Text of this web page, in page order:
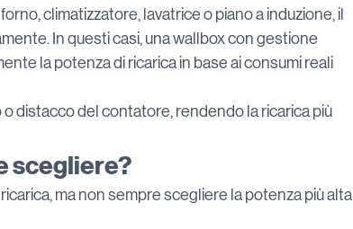
climatizzatore, lavatrice o piano a induzione, il
In questi casi, una wallbox con gestione
la potenza di ricarica in base ai consumi reali
distacco del contatore, rendendo la ricarica più
scegliere?
ma non sempre scegliere la potenza più alta